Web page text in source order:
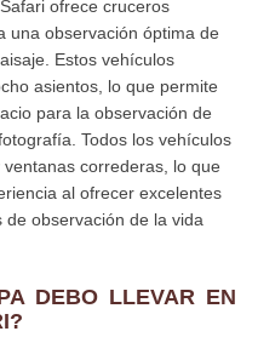
ofrece cruceros
una observación óptima de
Estos vehículos
asientos, lo que permite
para la observación de
Todos los vehículos
correderas, lo que
al ofrecer excelentes
de observación de la vida
DEBO LLEVAR EN